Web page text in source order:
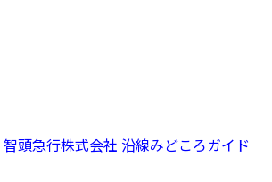
智頭急行株式会社 沿線みどころガイド